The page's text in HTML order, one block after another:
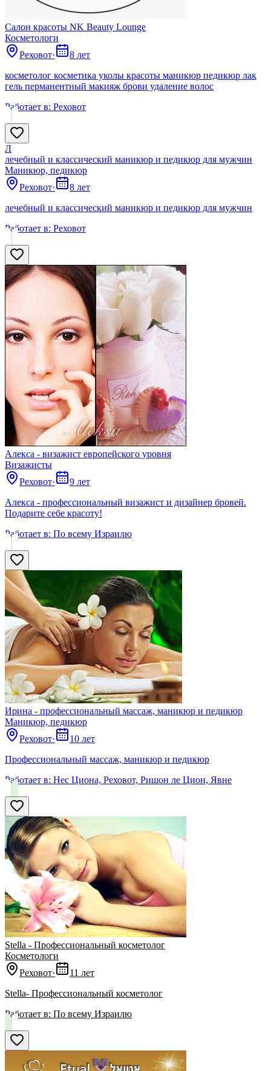
Салон красоты NK Beauty Lounge
Косметологи
Реховот·
8 лет
косметолог косметика уколы красоты маникюр педикюр лак
гель перманентный макияж брови удаление волос
Работает в: Реховот
Л
лечебный и классический маникюр и педикюр для мужчин
Маникюр, педикюр
Реховот·
8 лет
лечебный и классический маникюр и педикюр для мужчин
Работает в: Реховот
Алекса - визажист европейского уровня
Визажисты
Реховот·
9 лет
Алекса - профессиональный визажист и дизайнер бровей.
Подарите себе красоту!
Работает в: По всему Израилю
Ирина - профессиональный массаж, маникюр и педикюр
Маникюр, педикюр
Реховот·
10 лет
Профессиональный массаж, маникюр и педикюр
Работает в: Нес Циона, Реховот, Ришон ле Цион, Явне
Stella - Профессиональный косметолог
Косметологи
Реховот·
11 лет
Stella- Профессиональный косметолог
Работает в: По всему Израилю